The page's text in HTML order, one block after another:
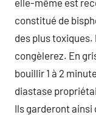
elle-même est
constitué de
des plus
congèlerez. En
bouillir 1 à 2
diastase
Ils garderont